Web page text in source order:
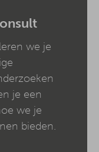
we je
je een
we je
bieden.